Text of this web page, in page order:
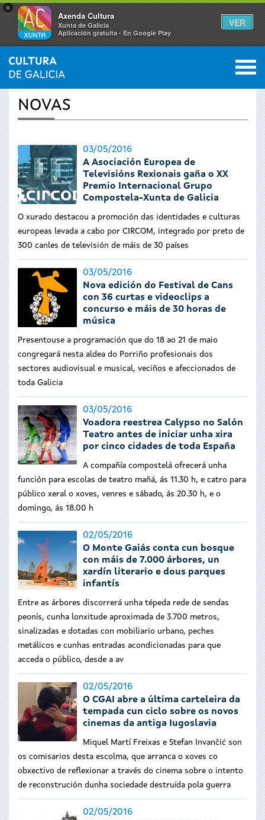
×
Axenda Cultura
Xunta de Galicia
Aplicación gratuíta - En Google Play
VER
Vostede
está
aquí
INICIO › ACTUALIDADE 0
NOVAS
03/05/2016
A Asociación Europea de
Televisións Rexionais gaña o XX
Premio Internacional Grupo
Compostela-Xunta de Galicia
O xurado destacou a promoción das identidades e culturas
europeas levada a cabo por CIRCOM, integrado por preto de
300 canles de televisión de máis de 30 países
03/05/2016
Nova edición do Festival de Cans
con 36 curtas e videoclips a
concurso e máis de 30 horas de
música
Presentouse a programación que do 18 ao 21 de maio
congregará nesta aldea do Porriño profesionais dos
sectores audiovisual e musical, veciños e afeccionados de
toda Galicia
03/05/2016
Voadora reestrea Calypso no Salón
Teatro antes de iniciar unha xira
por cinco cidades de toda España
A compañía compostelá ofrecerá unha
función para escolas de teatro mañá, ás 11.30 h, e catro para
público xeral o xoves, venres e sábado, ás 20.30 h, e o
domingo, ás 18.00 h
02/05/2016
O Monte Gaiás conta cun bosque
con máis de 7.000 árbores, un
xardín literario e dous parques
infantís
Entre as árbores discorrerá unha tépeda rede de sendas
peonís, cunha lonxitude aproximada de 3.700 metros,
sinalizadas e dotadas con mobiliario urbano, peches
metálicos e cunhas entradas acondicionadas para que
acceda o público, desde a av
02/05/2016
O CGAI abre a última carteleira da
tempada cun ciclo sobre os novos
cinemas da antiga Iugoslavia
Miquel Martí Freixas e Stefan Invančić son
os comisarios desta escolma, que arranca o xoves co
obxectivo de reflexionar a través do cinema sobre o intento
de reconstrución dunha sociedade destruída pola guerra
02/05/2016